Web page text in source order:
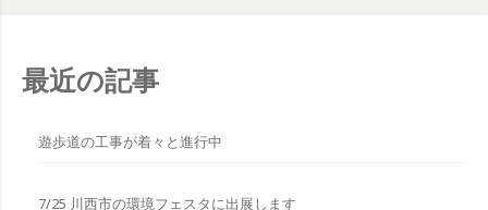
ー
ジ
最近の記事
遊歩道の工事が着々と進行中
7/25 川西市の環境フェスタに出展します